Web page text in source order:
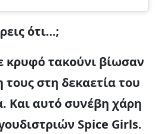
ότι…;
κρυφό τακούνι βίωσαν
στη δεκαετία του
Και αυτό συνέβη χάρη
Spice Girls.